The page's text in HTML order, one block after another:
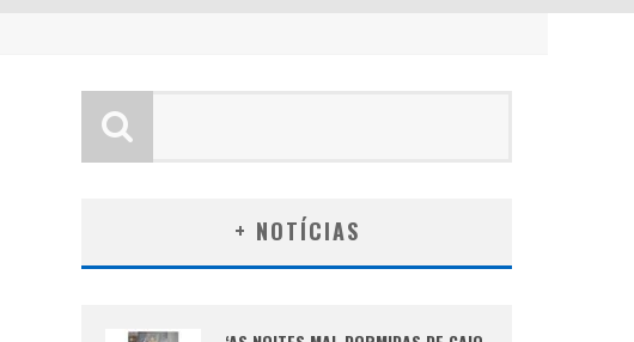
+ NOTÍCIAS